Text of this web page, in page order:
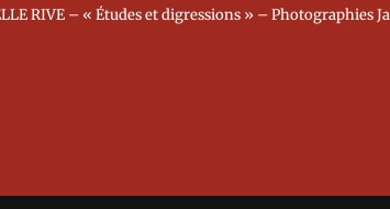
RIVE – « Études et digressions » – Photographies